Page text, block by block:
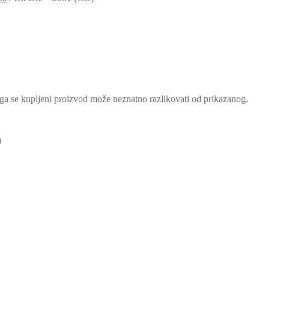
se kupljeni proizvod može neznatno razlikovati od prikazanog.